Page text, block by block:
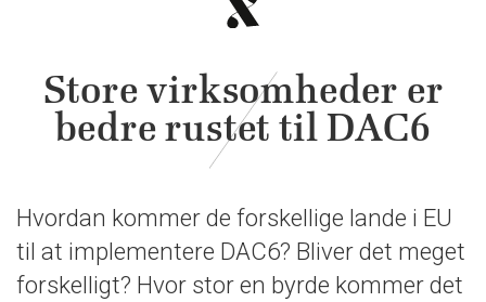
Store virksomheder er
bedre rustet til DAC6
Hvordan kommer de forskellige lande i EU
til at implementere DAC6? Bliver det meget
forskelligt? Hvor stor en byrde kommer det